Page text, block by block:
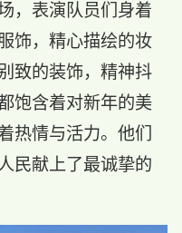
，表演队员们身着
饰，精心描绘的妆
致的装饰，精神抖
饱含着对新年的美
热情与活力。他们
民献上了最诚挚的